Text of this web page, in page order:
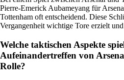
Pierre-Emerick Aubameyang für
Tottenham oft entscheidend. Diese
Vergangenheit wichtige Tore erzielt
Welche taktischen Aspekte
Aufeinandertreffen von
Rolle?